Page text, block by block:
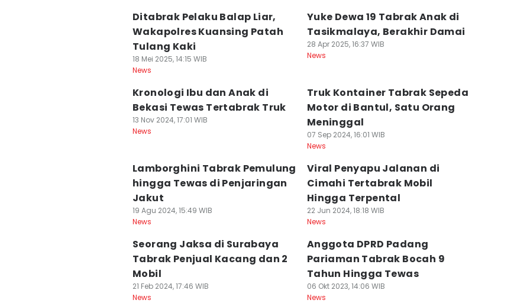
Ditabrak Pelaku Balap Liar,
Wakapolres Kuansing Patah
Tulang Kaki
18 Mei 2025, 14:15 WIB
News
Yuke Dewa 19 Tabrak Anak di
Tasikmalaya, Berakhir Damai
28 Apr 2025, 16:37 WIB
News
Kronologi Ibu dan Anak di
Bekasi Tewas Tertabrak Truk
13 Nov 2024, 17:01 WIB
News
Truk Kontainer Tabrak Sepeda
Motor di Bantul, Satu Orang
Meninggal
07 Sep 2024, 16:01 WIB
News
Lamborghini Tabrak Pemulung
hingga Tewas di Penjaringan
Jakut
19 Agu 2024, 15:49 WIB
News
Viral Penyapu Jalanan di
Cimahi Tertabrak Mobil
Hingga Terpental
22 Jun 2024, 18:18 WIB
News
Seorang Jaksa di Surabaya
Tabrak Penjual Kacang dan 2
Mobil
21 Feb 2024, 17:46 WIB
News
Anggota DPRD Padang
Pariaman Tabrak Bocah 9
Tahun Hingga Tewas
06 Okt 2023, 14:06 WIB
News